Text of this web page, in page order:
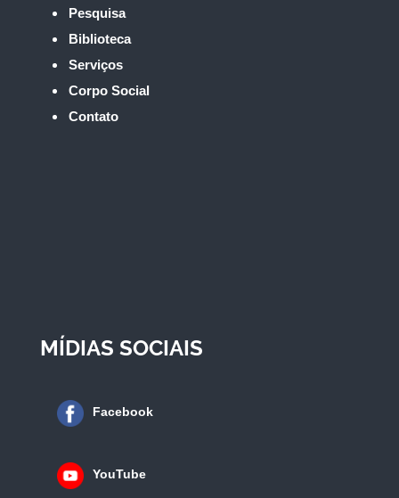
Pesquisa
Biblioteca
Serviços
Corpo Social
Contato
MÍDIAS SOCIAIS
Facebook
YouTube